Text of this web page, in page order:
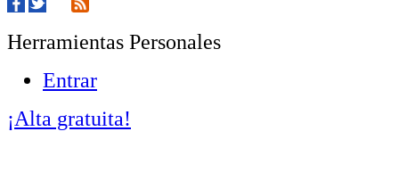
Herramientas Personales
Entrar
¡Alta gratuita!